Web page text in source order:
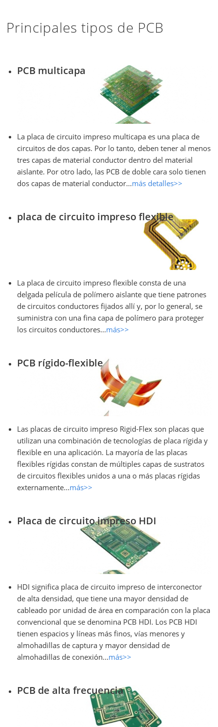
Principales tipos de PCB
PCB multicapa
La placa de circuito impreso multicapa es una placa de
circuitos de dos capas. Por lo tanto, deben tener al menos
tres capas de material conductor dentro del material
aislante. Por otro lado, las PCB de doble cara solo tienen
dos capas de material conductor...más detalles>>
placa de circuito impreso flexible
La placa de circuito impreso flexible consta de una
delgada película de polímero aislante que tiene patrones
de circuitos conductores fijados allí y, por lo general, se
suministra con una fina capa de polímero para proteger
los circuitos conductores...más>>
PCB rígido-flexible
Las placas de circuito impreso Rigid-Flex son placas que
utilizan una combinación de tecnologías de placa rígida y
flexible en una aplicación. La mayoría de las placas
flexibles rígidas constan de múltiples capas de sustratos
de circuitos flexibles unidos a una o más placas rígidas
externamente...más>>
Placa de circuito impreso HDI
HDI significa placa de circuito impreso de interconector
de alta densidad, que tiene una mayor densidad de
cableado por unidad de área en comparación con la placa
convencional que se denomina PCB HDI. Los PCB HDI
tienen espacios y líneas más finos, vías menores y
almohadillas de captura y mayor densidad de
almohadillas de conexión...más>>
PCB de alta frecuencia